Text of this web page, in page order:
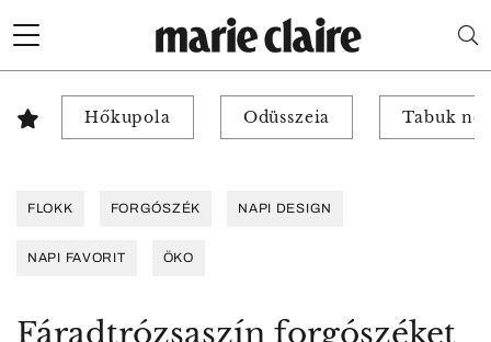
Hőkupola Odüsszeia Tabuk
FLOKK FORGÓSZÉK NAPI DESIGN
NAPI FAVORIT ÖKO
Fáradtrózsaszín forgószéket